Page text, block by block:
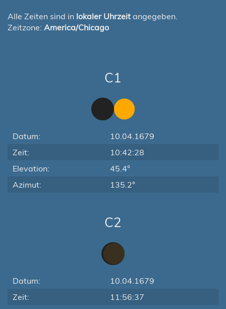
Alle Zeiten sind in lokaler Uhrzeit angegeben.
Zeitzone: America/Chicago
C1
Datum:
10.04.1679
Zeit:
10:42:28
Elevation:
45.4°
Azimut:
135.2°
C2
Datum:
10.04.1679
Zeit:
11:56:37